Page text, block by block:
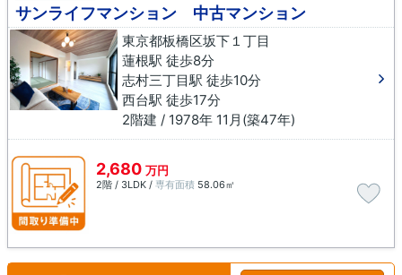
サンライフマンション 中古マンション
東京都板橋区坂下１丁目
蓮根駅 徒歩8分
志村三丁目駅 徒歩10分
西台駅 徒歩17分
2階建 / 1978年 11月(築47年)
2,680 万円
2階 / 3LDK / 専有面積 58.06㎡